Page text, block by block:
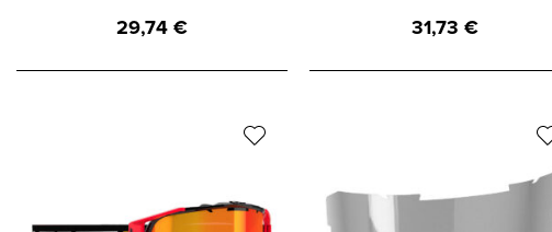
29,74€
31,73 €